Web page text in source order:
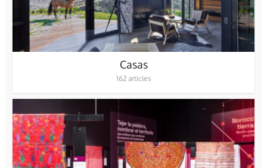
Casas
162 articles